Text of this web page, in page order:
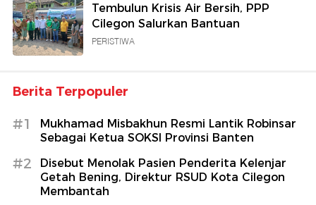
Tembulun Krisis Air Bersih, PPP
Cilegon Salurkan Bantuan
PERISTIWA
Berita Terpopuler
#1
Mukhamad Misbakhun Resmi Lantik Robinsar
Sebagai Ketua SOKSI Provinsi Banten
#2
Disebut Menolak Pasien Penderita Kelenjar
Getah Bening, Direktur RSUD Kota Cilegon
Membantah